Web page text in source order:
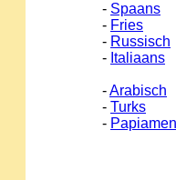
- Spaans
- Fries
- Russisch
- Italiaans
-Arabisch
- Turks
-